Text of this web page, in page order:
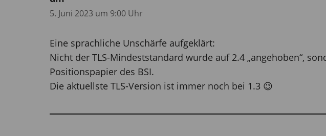
5. Juni 2023 um 9:00 Uhr
Eine sprachliche Unschärfe aufgeklärt:
Nicht der TLS-Mindeststandard wurde auf 2.4 „angehoben“,
Positionspapier des BSI.
Die aktuellste TLS-Version ist immer noch bei 1.3 😉